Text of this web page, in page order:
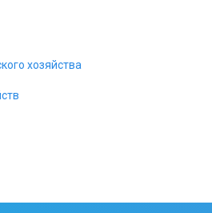
хозяйства